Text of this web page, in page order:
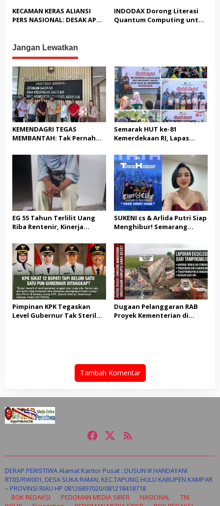
Cukup, Bukan Dilindungi
Nasionaldetik.com Desak
Tindakan Tegas
KECAMAN KERAS ALIANSI
PERS NASIONAL: DESAK APH
USUT TUNTAS GURITA
PUNGLI BERJAMAAH SERTA
KEPALA DINAS PENDIDIKAN
INDODAX Dorong Literasi
Quantum Computing untuk
Jangan Lewatkan
KEMENDAGRI TEGAS
MEMBANTAH: Tak Pernah
STC Tak Diperpanjang
Semarak HUT ke-81
Kemerdekaan RI, Lapas
Sosial dan Pemeriksaan
Kesehatan Gratis bagi
Masyarakat
EG 55 Tahun Terlilit Uang
Riba Rentenir, Kinerja
Satreskrim Polresta
Karawang unit krimum
Patut di Pertanyakan
SUKENI cs & Arlida Putri Siap
Menghibur! Semarang
Akbar “Back On Track” 2026–
2029
Pimpinan KPK Tegaskan
Level Gubernur Tak Steril
Dugaan Pelanggaran RAB
Proyek Kementerian di
Tambah Komentar
DERAP PERISTIWA Alamat Kantor Pusat : DUSUN III HANDAYANI
RT03/RW001, DESA SUKA RAMAI, KEC.TAPUNG HULU KABUPEN KAMPAR
– PROVINSI RIAU HP 08126897020/081218418718
BOK REDAKSI
PEDOMAN MEDIA SIBER NASIONAL
TNI